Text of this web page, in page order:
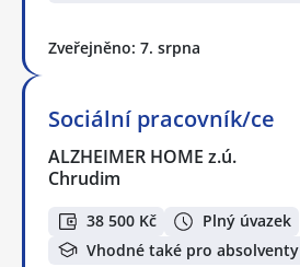
Zveřejněno: 7. srpna
Sociální pracovník/ce
ALZHEIMER HOME z.ú.
Chrudim
38 500 Kč
Plný úvazek
Vhodné také pro absolventy